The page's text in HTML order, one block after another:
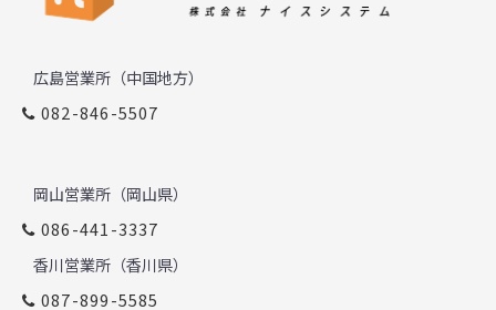
広島営業所（中国地方）
082-846-5507
岡山営業所（岡山県）
086-441-3337
香川営業所（香川県）
087-899-5585